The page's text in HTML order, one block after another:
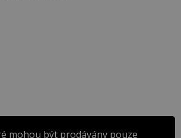
mohou být prodávány pouze